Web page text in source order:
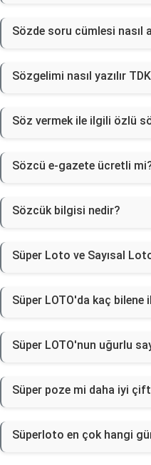
Sözde soru cümlesi nasıl
Sözgelimi nasıl yazılır
Söz vermek ile ilgili özlü
Sözcü e-gazete ücretli
Sözcük bilgisi nedir?
Süper Loto ve Sayısal
Süper LOTO'da kaç bilene
Süper LOTO'nun uğurlu
Süper poze mi daha iyi
Süperloto en çok hangi